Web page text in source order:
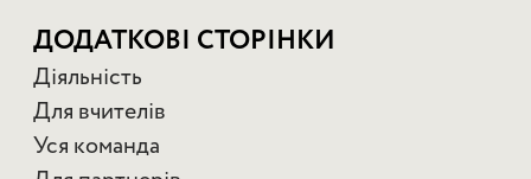
ДОДАТКОВІ СТОРІНКИ
Діяльність
Для вчителів
Уся команда